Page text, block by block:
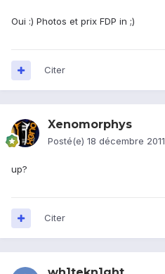
Oui :) Photos et prix FDP in ;)
Citer
Xenomorphys
Posté(e) 18 décembre 2011
up?
Citer